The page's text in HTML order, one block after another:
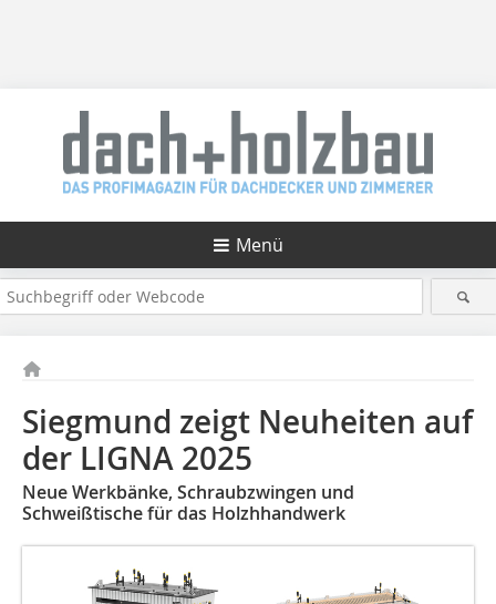
Menü
Siegmund zeigt Neuheiten auf
der LIGNA 2025
Neue Werkbänke, Schraubzwingen und
Schweißtische für das Holzhhandwerk